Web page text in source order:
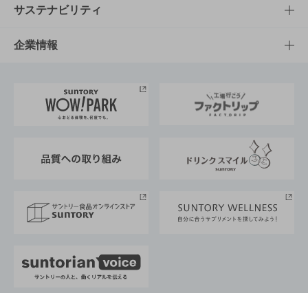
商品発売情報
栄養成分一覧
キャンペーン
工場見学
地域情報
文化・スポーツTOP
サントリーホール
サントリーサンバーズ大阪
サステナビリティ
サステナビリティTOP
サントリーが考えるサステナビリティ経営
企業情報
企業概要
採用情報